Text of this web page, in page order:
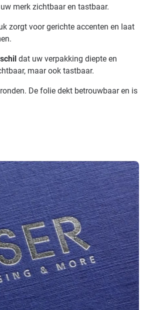
merk zichtbaar en tastbaar.
zorgt voor gerichte accenten en laat
dat uw verpakking diepte en
maar ook tastbaar.
De folie dekt betrouwbaar en is